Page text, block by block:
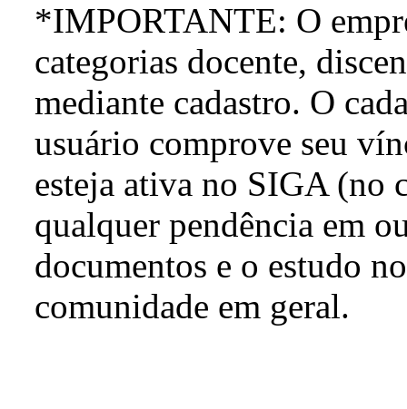
*IMPORTANTE: O
categorias docente,
mediante cadastro. O
usuário comprove seu
esteja ativa no SIGA (no
qualquer pendência em
documentos e o estudo
comunidade em geral.